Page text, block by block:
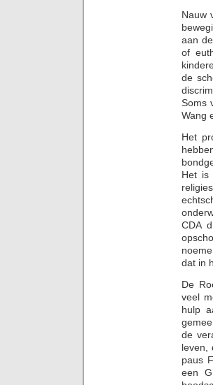
Nauw
aan
of
de
Soms
Wang
Het
Het is
CDA
dat in
De
veel
hulp
de
leven,
paus
een